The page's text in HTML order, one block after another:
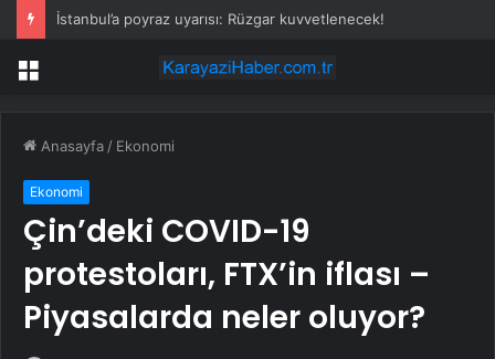
İstanbul’a poyraz uyarısı: Rüzgar kuvvetlenecek!
Menü
Anasayfa / Ekonomi
Ekonomi
Çin’deki COVID-19
protestoları, FTX’in iflası –
Piyasalarda neler oluyor?